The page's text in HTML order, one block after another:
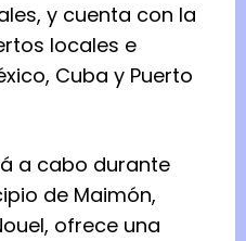
y cuenta con la
locales e
Cuba y Puerto
a cabo durante
de Maimón,
ofrece una